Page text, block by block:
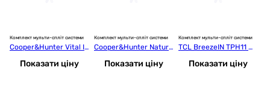
Комплект мульти-спліт системи
Cooper&Hunter Vital In
verter Multi 18 (9+9)
Показати ціну
Комплект мульти-спліт системи
Cooper&Hunter Nature
White Multi 18 (9+9)
Показати ціну
Комплект мульти-спліт системи
TCL BreezeIN TPH11 M
Показати ціну